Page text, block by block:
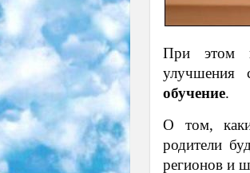
При этом
улучшения
обучение.
О том,
родители
регионов и